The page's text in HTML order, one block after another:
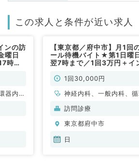
この求人と条件が近い求人
ンの訪
曜日
時半
器内
【東京都／府中市】月1回
ール待機バイト★第1日曜
翌7時まで／1回3万円＋イ
1回30,000円
神経内科、一般内科、
科、呼吸器内科、消化器
内科、膠原病科
訪問診療
東京都府中市
日